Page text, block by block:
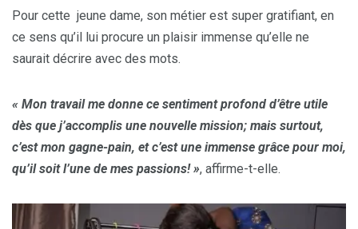
Pour cette jeune dame, son métier est super gratifiant, en
ce sens qu’il lui procure un plaisir immense qu’elle ne
saurait décrire avec des mots.
« Mon travail me donne ce sentiment profond d’être utile
dès que j’accomplis une nouvelle mission; mais surtout,
c’est mon gagne-pain, et c’est une immense grâce pour moi,
qu’il soit l’une de mes passions! », affirme-t-elle.